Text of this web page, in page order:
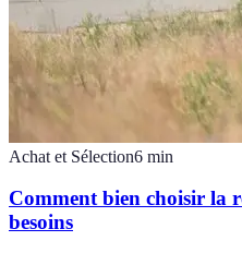
Achat et Sélection6 min
Comment bien choisir la
besoins